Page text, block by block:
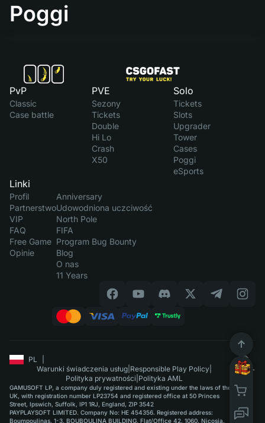
Poggi
PvP
Classic
Case battle
PVE
Sezony
Tickets
Double
Hi Lo
Crash
X50
Solo
Tickets
Slots
Upgrader
Tower
Cases
Poggi
eSports
Linki
Profil
Partnerstwo
VIP
FAQ
Free Game
Opinie
Anniversary
Udowodniona uczciwość
North Pole
FIFA
Program Bug Bounty
Blog
O nas
11 Years
PL
Warunki świadczenia usług Responsible Play Policy
Polityka prywatności Polityka AML
GAMUSOFT LP, a company duly registered and existing under the laws of the
UK, with registration number LP23754 and registered office at 50 Princes
Street, Ipswich, Suffolk, IP1 1RJ, England, ZIP 3542
PAYPLAYSOFT LIMITED. Company No: HE 454356. Registered address:
Boumpoulinas, 1-3, BOUBOULINA BUILDING, Flat/Office 42, 1060, Nicosia.